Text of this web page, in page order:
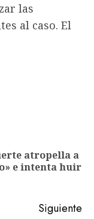
las
al caso. El
atropella a
e intenta huir
Siguiente